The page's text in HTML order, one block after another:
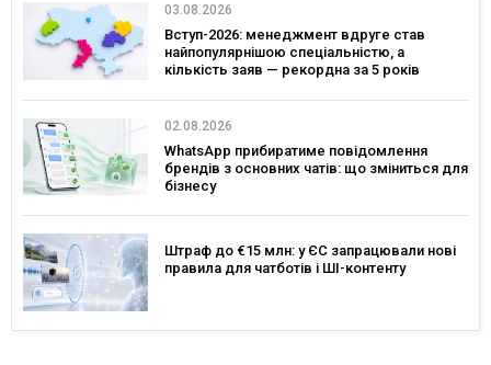
03.08.2026
Вступ-2026: менеджмент вдруге став
найпопулярнішою спеціальністю, а
кількість заяв — рекордна за 5 років
02.08.2026
WhatsApp прибиратиме повідомлення
брендів з основних чатів: що зміниться для
бізнесу
Штраф до €15 млн: у ЄС запрацювали нові
правила для чатботів і ШІ-контенту